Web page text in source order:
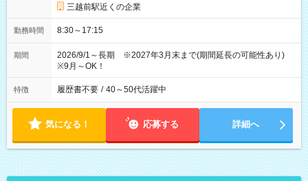
三越前駅近くの企業
勤務時間 8:30～17:15
期間
2026/9/1～長期 ※2027年3月末まで(期間延長の可能性あり)
※9月～OK！
特徴 履歴書不要 / 40～50代活躍中
気になる！ 応募する 詳細へ